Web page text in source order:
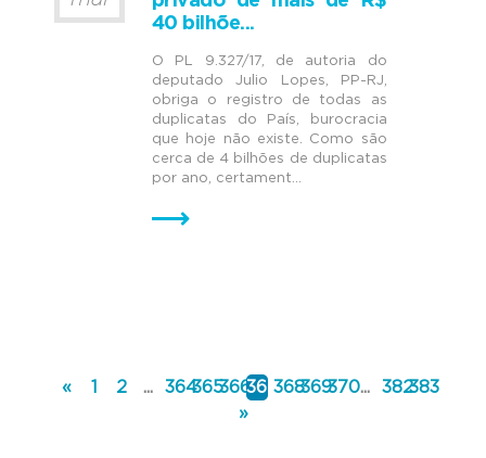
40 bilhõe...
O PL 9.327/17, de autoria do
deputado Julio Lopes, PP-RJ,
obriga o registro de todas as
duplicatas do País, burocracia
que hoje não existe. Como são
cerca de 4 bilhões de duplicatas
por ano, certament...
« 1 2 ... 364365366367368369370... 382383
»